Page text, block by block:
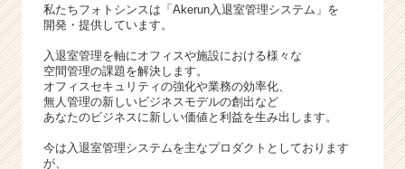
私たちフォトシンスは「Akerun入退室管理システム」を
開発・提供しています。
入退室管理を軸にオフィスや施設における様々な
空間管理の課題を解決します。
オフィスセキュリティの強化や業務の効率化、
無人管理の新しいビジネスモデルの創出など
あなたのビジネスに新しい価値と利益を生み出します。
今は入退室管理システムを主なプロダクトとしております
が、